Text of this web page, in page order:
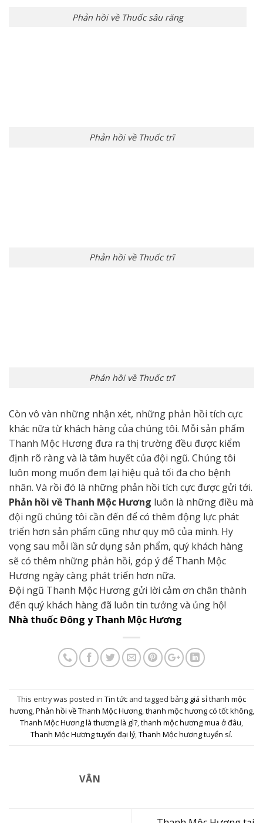
Phản hồi về Thuốc sâu răng
Phản hồi về Thuốc trĩ
Phản hồi về Thuốc trĩ
Phản hồi về Thuốc trĩ
Còn vô vàn những nhận xét, những phản hồi tích cực
khác nữa từ khách hàng của chúng tôi. Mỗi sản phẩm
Thanh Mộc Hương đưa ra thị trường đều được kiểm
định rõ ràng và là tâm huyết của đội ngũ. Chúng tôi
luôn mong muốn đem lại hiệu quả tối đa cho bệnh
nhân. Và rồi đó là những phản hồi tích cực được gửi tới.
Phản hồi về Thanh Mộc Hương luôn là những điều mà
đội ngũ chúng tôi cần đến để có thêm động lực phát
triển hơn sản phẩm cũng như quy mô của mình. Hy
vọng sau mỗi lần sử dụng sản phẩm, quý khách hàng
sẽ có thêm những phản hồi, góp ý để Thanh Mộc
Hương ngày càng phát triển hơn nữa.
Đội ngũ Thanh Mộc Hương gửi lời cảm ơn chân thành
đến quý khách hàng đã luôn tin tưởng và ủng hộ!
Nhà thuốc Đông y Thanh Mộc Hương
This entry was posted in Tin tức and tagged bảng giá sỉ thanh mộc
hương,Phản hồi về Thanh Mộc Hương,thanh mộc hương có tốt không,
Thanh Mộc Hương là thương là gì?,thanh mộc hương mua ở đâu,
Thanh Mộc Hương tuyển đại lý,Thanh Mộc hương tuyển sỉ.
VÂN